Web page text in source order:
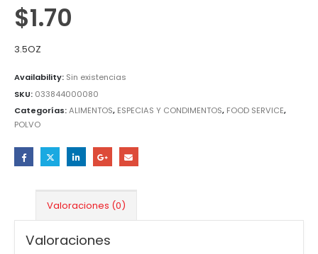
$1.70
3.5OZ
Availability: Sin existencias
SKU: 033844000080
Categorías:ALIMENTOS, ESPECIAS Y CONDIMENTOS, FOOD SERVICE,
POLVO
Valoraciones (0)
Valoraciones